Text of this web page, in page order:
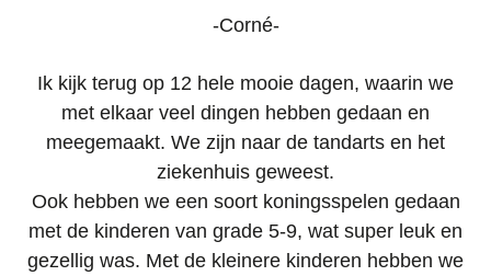
-Corné-
Ik kijk terug op 12 hele mooie dagen, waarin we
met elkaar veel dingen hebben gedaan en
meegemaakt. We zijn naar de tandarts en het
ziekenhuis geweest.
Ook hebben we een soort koningsspelen gedaan
met de kinderen van grade 5-9, wat super leuk en
gezellig was. Met de kleinere kinderen hebben we